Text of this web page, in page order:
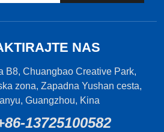
NAS
B8, Chuangbao Creative Park,
zona, Zapadna Yushan cesta,
Guangzhou, Kina
13725100582